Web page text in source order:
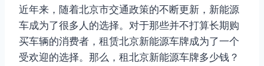
近年来，随着北京市交通政策的不断更新，新能源
车成为了很多人的选择。对于那些并不打算长期购
买车辆的消费者，租赁北京新能源车牌成为了一个
受欢迎的选择。那么，租北京新能源车牌多少钱？